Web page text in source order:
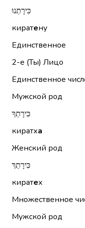
כִּירָתֵנוּ
киратену
Единственное
2-е (Ты) Лицо
Единственное
Мужской род
כִּירָתְךָ
киратха
Женский род
כִּירָתֵךְ
киратех
Множественное
Мужской род